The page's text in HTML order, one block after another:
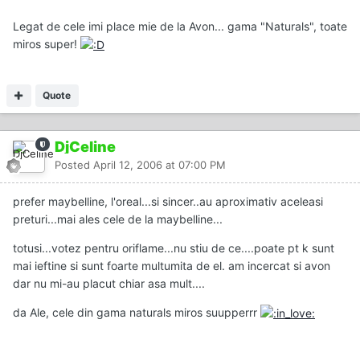
Legat de cele imi place mie de la Avon... gama "Naturals", toate
miros super!
Quote
DjCeline
Posted April 12, 2006 at 07:00 PM
prefer maybelline, l'oreal...si sincer..au aproximativ aceleasi
preturi...mai ales cele de la maybelline...
totusi...votez pentru oriflame...nu stiu de ce....poate pt k sunt
mai ieftine si sunt foarte multumita de el. am incercat si avon
dar nu mi-au placut chiar asa mult....
da Ale, cele din gama naturals miros suupperrr